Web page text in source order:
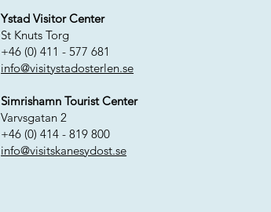
Ystad Visitor Center
St Knuts Torg
+46 (0) 411 - 577 681
info@visitystadosterlen.se
Simrishamn Tourist Center
Varvsgatan 2
+46 (0) 414 - 819 800
info@visitskanesydost.se